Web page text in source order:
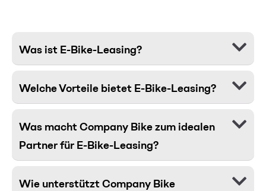
Was ist E-Bike-Leasing?
Welche Vorteile bietet E-Bike-Leasing?
Was macht Company Bike zum idealen
Partner für E-Bike-Leasing?
Wie unterstützt Company Bike